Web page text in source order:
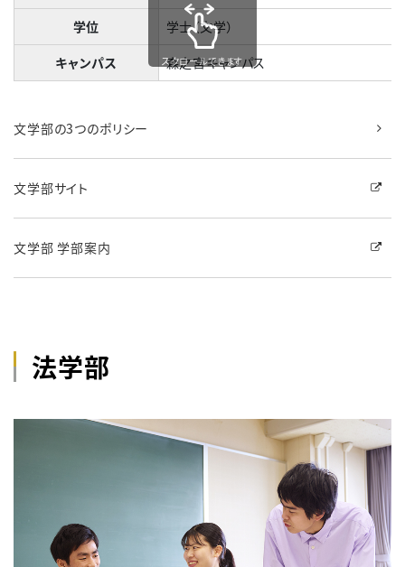
学位
学士（文学）
キャンパス
森之宮キャンパス
スクロールできます
文学部の3つのポリシー
文学部サイト
文学部 学部案内
法学部